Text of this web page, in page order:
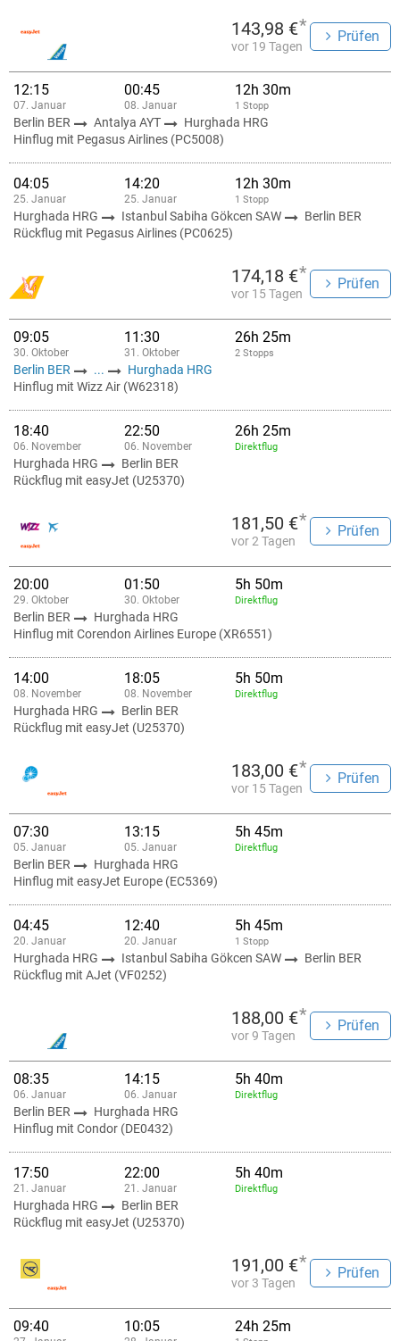
143,98 €*
vor 19 Tagen
Prüfen
12:15
07. Januar
00:45
08. Januar
12h 30m
1 Stopp
Berlin BER Antalya AYT
Hurghada HRG
Hinflug mit Pegasus Airlines (PC5008)
04:05
25. Januar
14:20
25. Januar
12h 30m
1 Stopp
Hurghada HRG Istanbul Sabiha Gökcen SAW
Berlin BER
Rückflug mit Pegasus Airlines (PC0625)
174,18 €*
vor 15 Tagen
Prüfen
09:05
30. Oktober
11:30
31. Oktober
26h 25m
2 Stopps
Berlin BER ...
Hurghada HRG
Hinflug mit Wizz Air (W62318)
18:40
06. November
22:50
06. November
26h 25m
Direktflug
Hurghada HRG
Berlin BER
Rückflug mit easyJet (U25370)
181,50 €*
vor 2 Tagen
Prüfen
20:00
29. Oktober
01:50
30. Oktober
5h 50m
Direktflug
Berlin BER
Hurghada HRG
Hinflug mit Corendon Airlines Europe (XR6551)
14:00
08. November
18:05
08. November
5h 50m
Direktflug
Hurghada HRG
Berlin BER
Rückflug mit easyJet (U25370)
183,00 €*
vor 15 Tagen
Prüfen
07:30
05. Januar
13:15
05. Januar
5h 45m
Direktflug
Berlin BER
Hurghada HRG
Hinflug mit easyJet Europe (EC5369)
04:45
20. Januar
12:40
20. Januar
5h 45m
1 Stopp
Hurghada HRG Istanbul Sabiha Gökcen SAW
Berlin BER
Rückflug mit AJet (VF0252)
188,00 €*
vor 9 Tagen
Prüfen
08:35
06. Januar
14:15
06. Januar
5h 40m
Direktflug
Berlin BER
Hurghada HRG
Hinflug mit Condor (DE0432)
17:50
21. Januar
22:00
21. Januar
5h 40m
Direktflug
Hurghada HRG
Berlin BER
Rückflug mit easyJet (U25370)
191,00 €*
vor 3 Tagen
Prüfen
09:40 10:05 24h 25m